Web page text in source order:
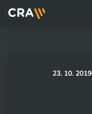
23. 10. 2019